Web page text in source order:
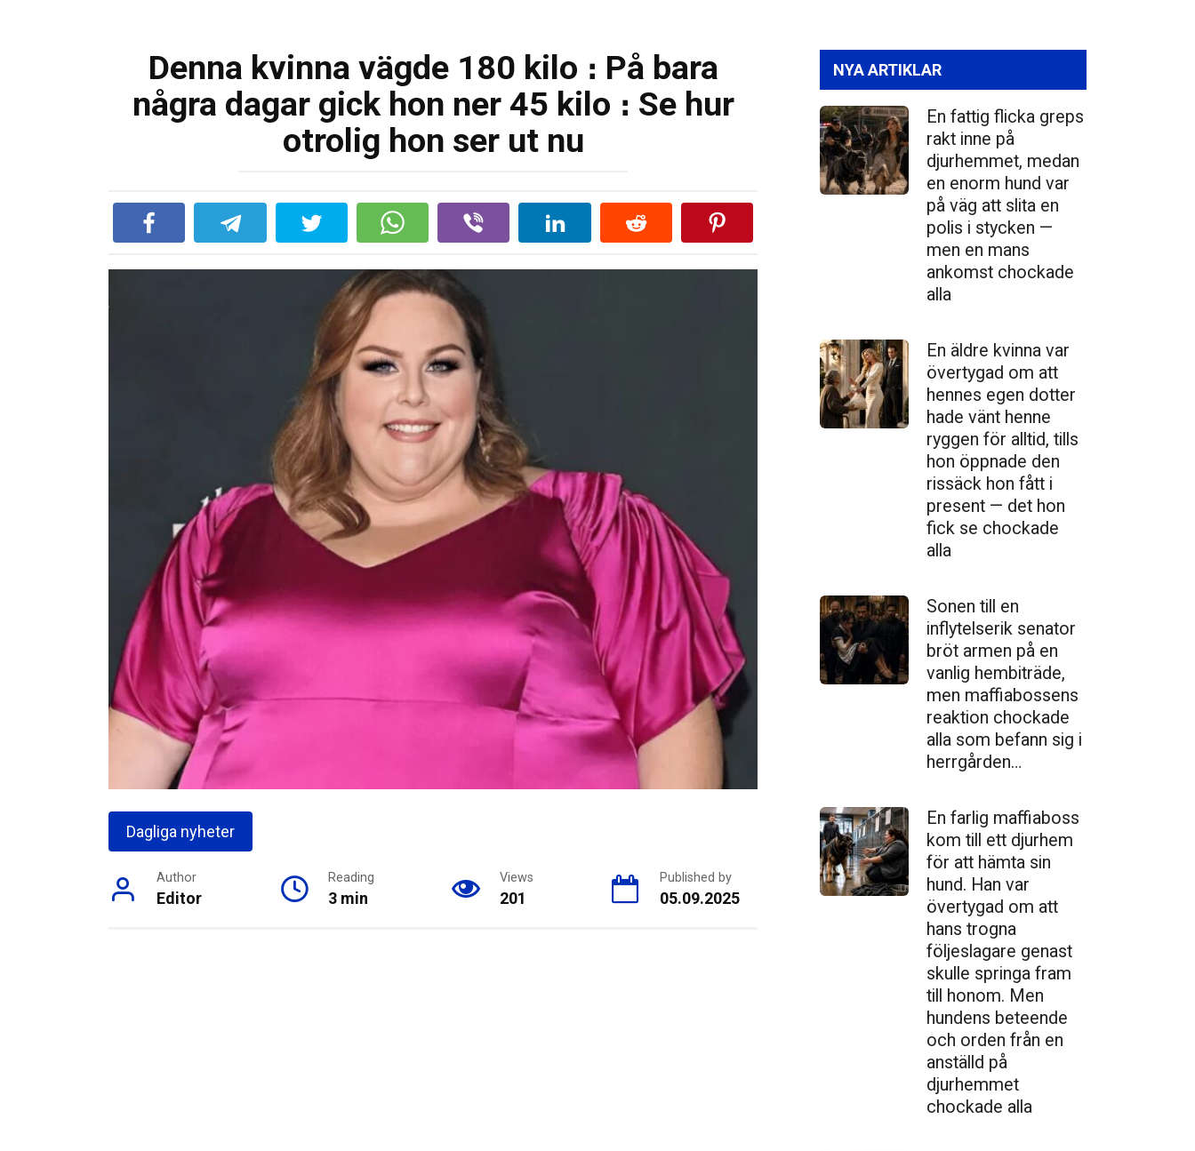
Denna kvinna vägde 180 kilo ։ På bara
några dagar gick hon ner 45 kilo ։ Se hur
otrolig hon ser ut nu
Dagliga nyheter
Author
Editor
Reading
3 min
Views
201
Published by
05.09.2025
NYA ARTIKLAR
En fattig flicka greps
rakt inne på
djurhemmet, medan
en enorm hund var
på väg att slita en
polis i stycken —
men en mans
ankomst chockade
alla
En äldre kvinna var
övertygad om att
hennes egen dotter
hade vänt henne
ryggen för alltid, tills
hon öppnade den
ris­säck hon fått i
present — det hon
fick se chockade
alla
Sonen till en
inflytelserik senator
bröt armen på en
vanlig hembiträde,
men maffiabossens
reaktion chockade
alla som befann sig i
herrgården…
En farlig maffiaboss
kom till ett djurhem
för att hämta sin
hund. Han var
övertygad om att
hans trogna
följeslagare genast
skulle springa fram
till honom. Men
hundens beteende
och orden från en
anställd på
djurhemmet
chockade alla